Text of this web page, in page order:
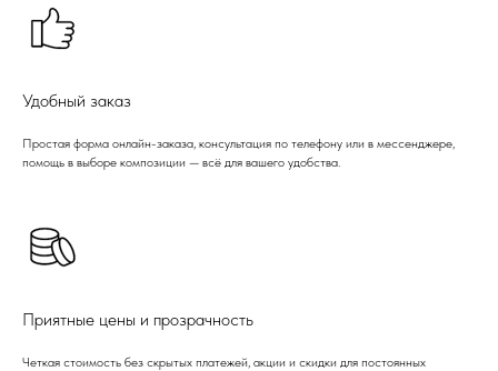
Удобный заказ
Простая форма онлайн-заказа, консультация по телефону или в мессенджере,
помощь в выборе композиции — всё для вашего удобства.
Приятные цены и прозрачность
Четкая стоимость без скрытых платежей, акции и скидки для постоянных